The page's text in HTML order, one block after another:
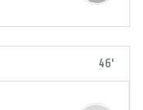
46'